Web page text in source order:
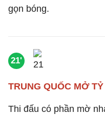
gọn bóng.
21'
TRUNG QUỐC MỞ
Thi đấu có phần mờ